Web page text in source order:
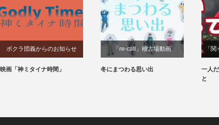
ボクラ団義からのお知らせ
映画「神ミタイナ時間」
「re-call」稽古場動画
冬にまつわる思い出
「
一人
と